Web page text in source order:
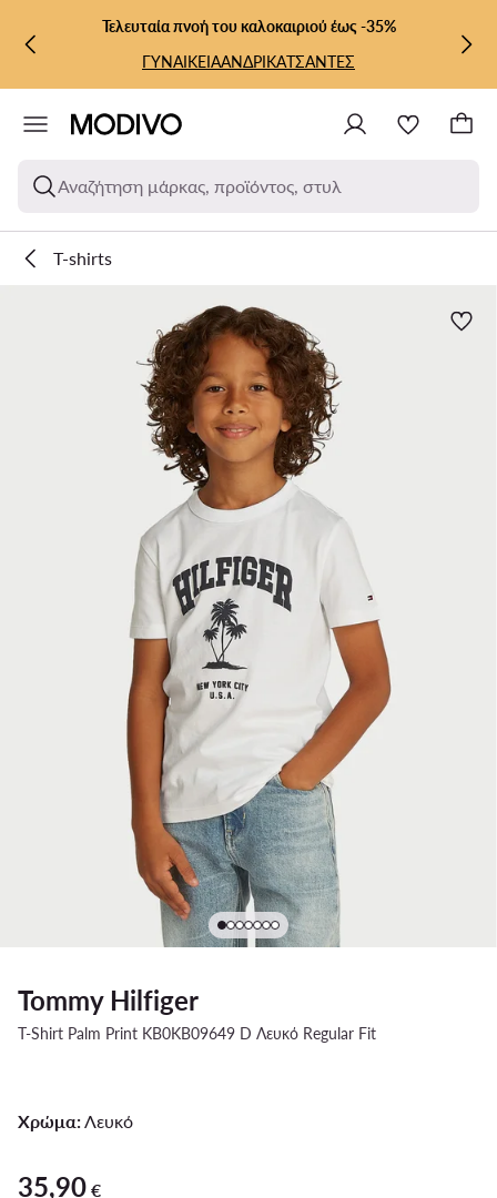
ΜΕΤΆΒΑΣΗ ΣΤΟ ΚΎΡΙΟ ΠΕΡΙΕΧΌΜΕΝΟ
ΜΕΤΆΒΑΣΗ ΣΤΗΝ ΑΝΑΖΉΤΗΣΗ
Τελευταία πνοή του καλοκαιριού έως -35%
ΓΥΝΑΙΚΕΙΑΑΝΔΡΙΚΑΤΣΑΝΤΕΣ
Αναζήτηση μάρκας, προϊόντος, στυλ
T-shirts
Tommy Hilfiger
T-Shirt Palm Print KB0KB09649 D Λευκό Regular Fit
Χρώμα: Λευκό
35,90 €
35,90 €